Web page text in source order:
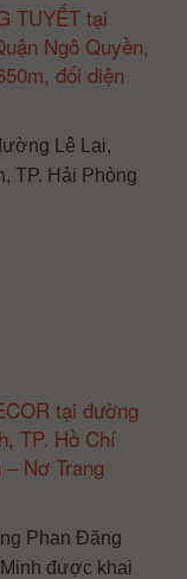
TUYẾT tại
Ngô Quyền,
đối diện
Lê Lai,
TP. Hải Phòng
tại đường
TP. Hồ Chí
Nơ Trang
Phan Đăng
Minh được khai